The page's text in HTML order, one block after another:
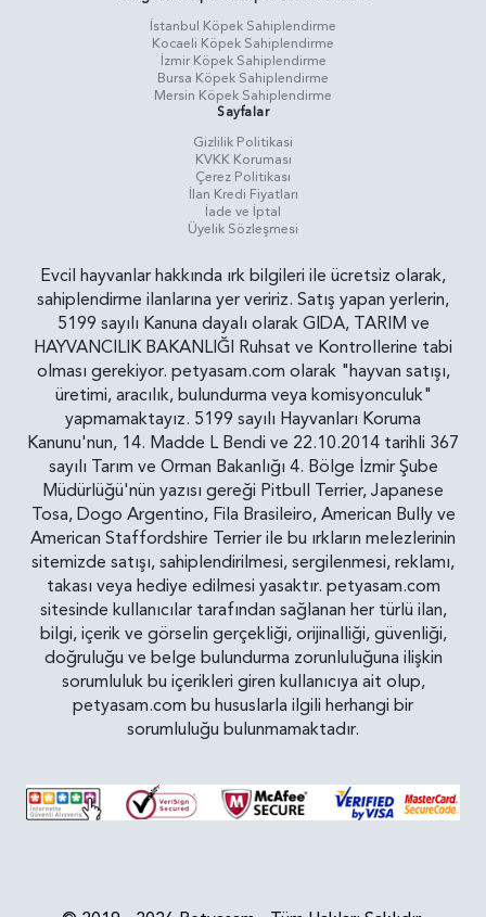
İstanbul Köpek Sahiplendirme
Kocaeli Köpek Sahiplendirme
İzmir Köpek Sahiplendirme
Bursa Köpek Sahiplendirme
Mersin Köpek Sahiplendirme
Sayfalar
Gizlilik Politikasi
KVKK Koruması
Çerez Politikası
İlan Kredi Fiyatları
İade ve İptal
Üyelik Sözleşmesi
Evcil hayvanlar hakkında ırk bilgileri ile ücretsiz olarak,
sahiplendirme ilanlarına yer veririz. Satış yapan yerlerin,
5199 sayılı Kanuna dayalı olarak GIDA, TARIM ve
HAYVANCILIK BAKANLIĞI Ruhsat ve Kontrollerine tabi
olması gerekiyor. petyasam.com olarak "hayvan satışı,
üretimi, aracılık, bulundurma veya komisyonculuk"
yapmamaktayız. 5199 sayılı Hayvanları Koruma
Kanunu'nun, 14. Madde L Bendi ve 22.10.2014 tarihli 367
sayılı Tarım ve Orman Bakanlığı 4. Bölge İzmir Şube
Müdürlüğü'nün yazısı gereği Pitbull Terrier, Japanese
Tosa, Dogo Argentino, Fila Brasileiro, American Bully ve
American Staffordshire Terrier ile bu ırkların melezlerinin
sitemizde satışı, sahiplendirilmesi, sergilenmesi, reklamı,
takası veya hediye edilmesi yasaktır. petyasam.com
sitesinde kullanıcılar tarafından sağlanan her türlü ilan,
bilgi, içerik ve görselin gerçekliği, orijinalliği, güvenliği,
doğruluğu ve belge bulundurma zorunluluğuna ilişkin
sorumluluk bu içerikleri giren kullanıcıya ait olup,
petyasam.com bu hususlarla ilgili herhangi bir
sorumluluğu bulunmamaktadır.